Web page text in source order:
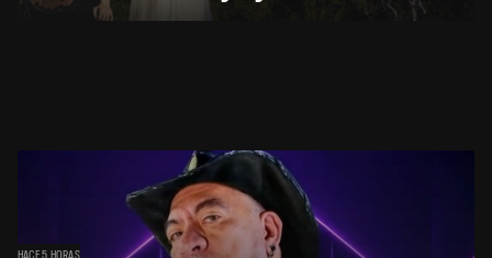
HACE 5 HORAS